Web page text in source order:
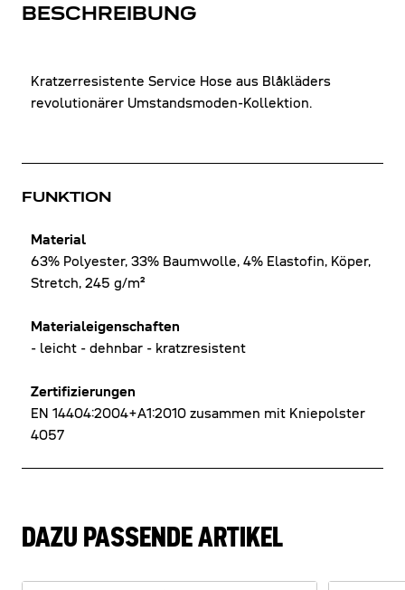
BESCHREIBUNG
Kratzerresistente Service Hose aus Blåkläders
revolutionärer Umstandsmoden-Kollektion.
FUNKTION
Material
63% Polyester, 33% Baumwolle, 4% Elastofin, Köper,
Stretch, 245 g/m²
Materialeigenschaften
- leicht - dehnbar - kratzresistent
Zertifizierungen
EN 14404:2004+A1:2010 zusammen mit Kniepolster
4057
DAZU PASSENDE ARTIKEL